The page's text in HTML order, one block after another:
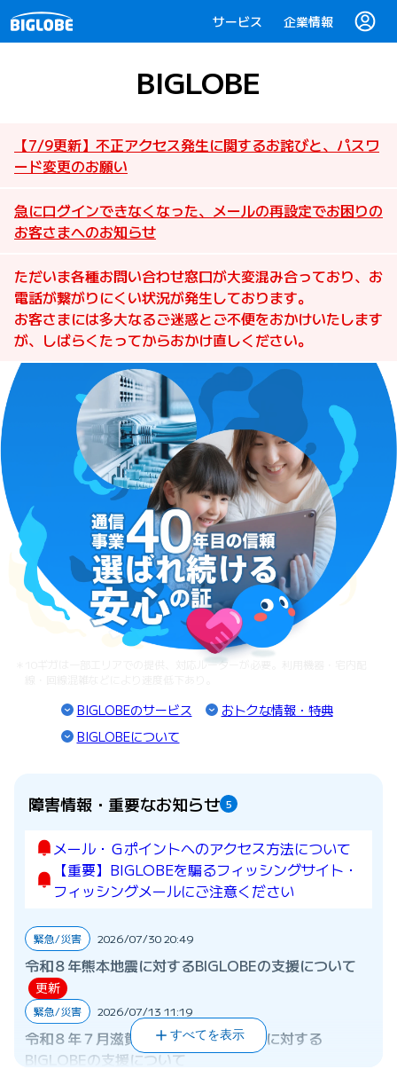
サービス 企業情報
BIGLOBE
【7/9更新】不正アクセス発生に関するお詫びと、パスワ
ード変更のお願い
急にログインできなくなった、メールの再設定でお困りの
お客さまへのお知らせ
ただいま各種お問い合わせ窓口が大変混み合っており、お
電話が繋がりにくい状況が発生しております。
お客さまには多大なるご迷惑とご不便をおかけいたします
が、しばらくたってからおかけ直しください。
＊10ギガは一部エリアでの提供、対応ルーターが必要。利用機器・宅内配
BIGLOBEのサービス
おトクな情報・特典
BIGLOBEについて
障害情報・重要なお知らせ 5
メール・Ｇポイントへのアクセス方法について
【重要】BIGLOBEを騙るフィッシングサイト・
フィッシングメールにご注意ください
緊急/災害 2026/07/30 20:49
令和８年熊本地震に対するBIGLOBEの支援について
更新
緊急/災害 2026/07/13 11:19
令和８年７月滋賀県甲賀市の土砂崩れに対する
BIGLOBEの支援について
すべてを表示